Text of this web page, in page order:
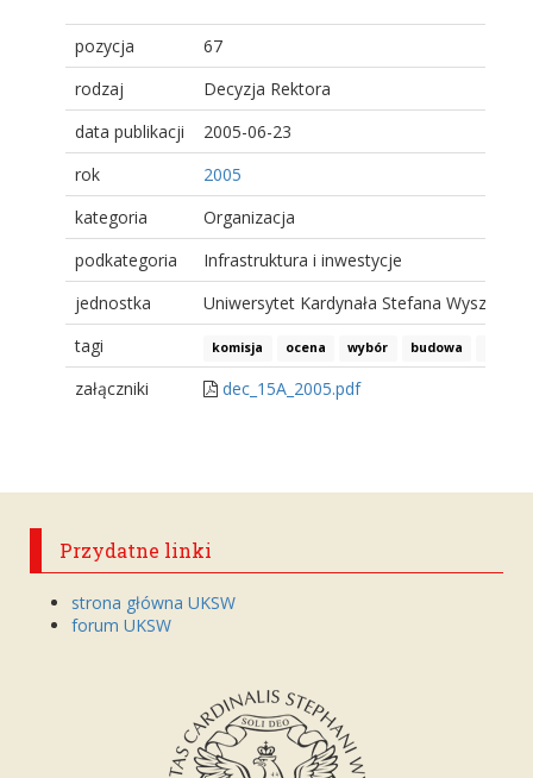
pozycja
67
rodzaj
Decyzja Rektora
data publikacji
2005-06-23
rok
2005
kategoria
Organizacja
podkategoria
Infrastruktura i inwestycje
jednostka
Uniwersytet Kardynała Stefana
tagi
komisja ocena wybór budowa
załączniki dec_15A_2005.pdf
Przydatne linki
strona główna UKSW
forum UKSW